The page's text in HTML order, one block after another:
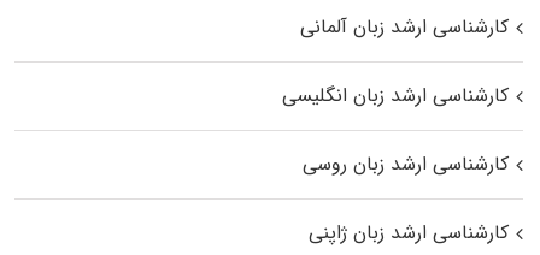
کارشناسی ارشد زبان آلمانی
کارشناسی ارشد زبان انگلیسی
کارشناسی ارشد زبان روسی
کارشناسی ارشد زبان ژاپنی